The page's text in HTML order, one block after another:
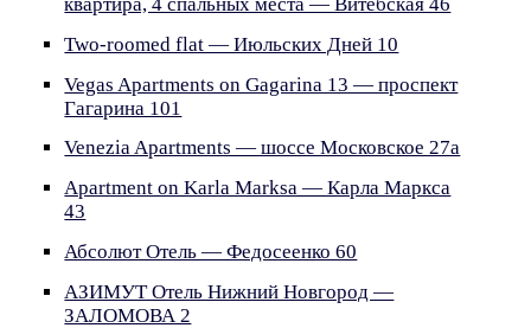
Two-roomed flat — Июльских Дней 10
Vegas Apartments on Gagarina 13 — проспект
Гагарина 101
Venezia Apartments — шоссе Московское 27а
Аpartment on Karla Marksa — Карла Маркса
43
Абсолют Отель — Федосеенко 60
АЗИМУТ Отель Нижний Новгород —
ЗАЛОМОВА 2